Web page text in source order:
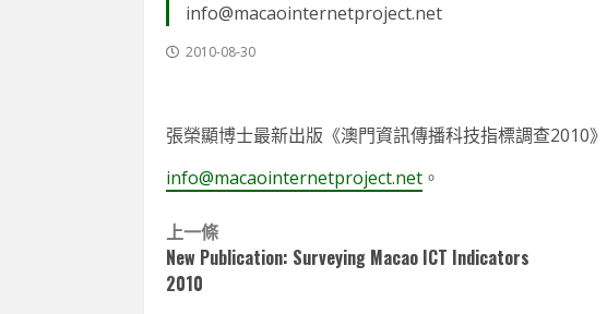
info@macaointernetproject.net
2010-08-30
張榮顯博士最新出版《澳門資訊傳播科技指標調查2010
info@macaointernetproject.net 。
Continue
Reading
上一條
New Publication: Surveying Macao ICT Indicators
2010